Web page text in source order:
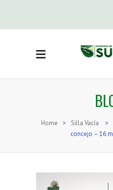
Home > Silla Vacía >
concejo – 16